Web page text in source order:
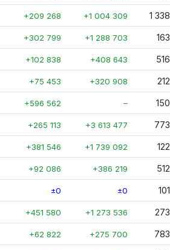
+209 268 +1 004 309 1 338
+302 799 +1 288 703 163
+102 838 +408 643 516
+75 453 +320 908 212
+596 562 – 150
+265 113 +3 613 477 773
+381 546 +1 739 092 122
+92 086 +386 219 512
±0 ±0 101
+451 580 +1 273 536 273
+62 822 +275 700 783